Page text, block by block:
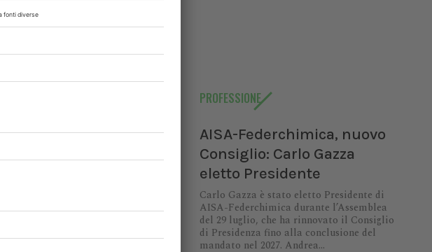
PROFESSIONE
AISA-Federchimica, nuovo
Consiglio: Carlo Gazza
eletto Presidente
Carlo Gazza è stato eletto Presidente di
AISA-Federchimica durante l’Assemblea
del 29 luglio, che ha rinnovato il Consiglio
di Presidenza fino alla conclusione del
mandato nel 2027. Andrea...